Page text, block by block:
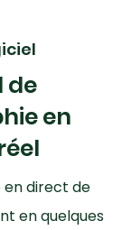
de
en
direct de
en quelques